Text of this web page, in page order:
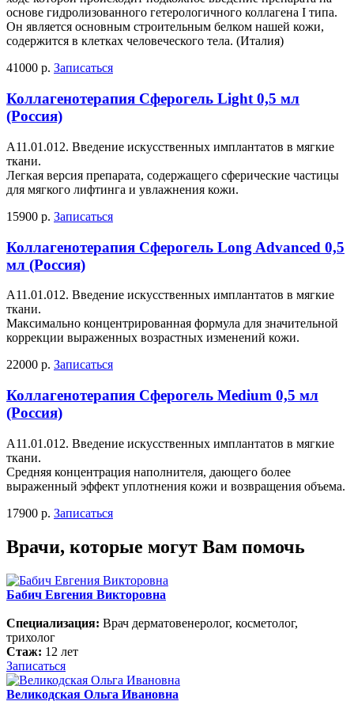
основе гидролизованного гетерологичного коллагена I типа.
Он является основным строительным белком нашей кожи,
содержится в клетках человеческого тела. (Италия)
41000 р. Записаться
Коллагенотерапия Сферогель Light 0,5 мл
(Россия)
А11.01.012. Введение искусственных имплантатов в мягкие
ткани.
Легкая версия препарата, содержащего сферические частицы
для мягкого лифтинга и увлажнения кожи.
15900 р. Записаться
Коллагенотерапия Сферогель Long Advanced 0,5
мл (Россия)
А11.01.012. Введение искусственных имплантатов в мягкие
ткани.
Максимально концентрированная формула для значительной
коррекции выраженных возрастных изменений кожи.
22000 р. Записаться
Коллагенотерапия Сферогель Medium 0,5 мл
(Россия)
А11.01.012. Введение искусственных имплантатов в мягкие
ткани.
Средняя концентрация наполнителя, дающего более
выраженный эффект уплотнения кожи и возвращения объема.
17900 р. Записаться
Врачи, которые могут Вам помочь
Бабич Евгения Викторовна
Специализация: Врач дерматовенеролог, косметолог,
трихолог
Стаж: 12 лет
Записаться
Великодская Ольга Ивановна